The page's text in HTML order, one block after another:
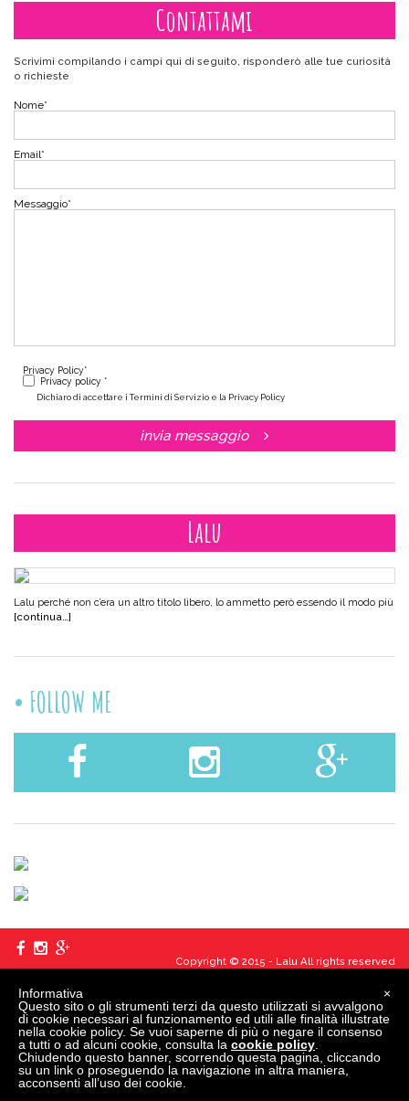
Contattami
Scrivimi compilando i campi qui di seguito, risponderò alle tue curiosità
o richieste
Nome*
Email*
Messaggio*
Privacy Policy*
Privacy policy *
Dichiaro di accettare i Termini di Servizio e la Privacy Policy
invia messaggio
Lalu
Lalu perché non c’era un altro titolo libero, lo ammetto però essendo il modo più
[continua…]
FOLLOW ME
Copyright © 2015 - Lalu All rights reserved
edita
Vai alla barra degli strumenti
Informazioni su WordPress
WordPress.org
Documentazione
Supporto
Feedback
Accedi
Cerca
×
Informativa
Questo sito o gli strumenti terzi da questo utilizzati si avvalgono
di cookie necessari al funzionamento ed utili alle finalità illustrate
nella cookie policy. Se vuoi saperne di più o negare il consenso
a tutti o ad alcuni cookie, consulta la cookie policy
Chiudendo questo banner, scorrendo questa pagina, cliccando
su un link o proseguendo la navigazione in altra maniera,
acconsenti all’uso dei cookie.